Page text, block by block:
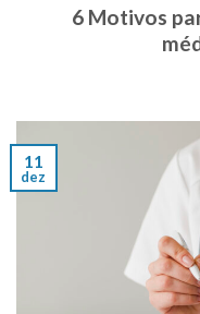
6 Motivos
11
dez